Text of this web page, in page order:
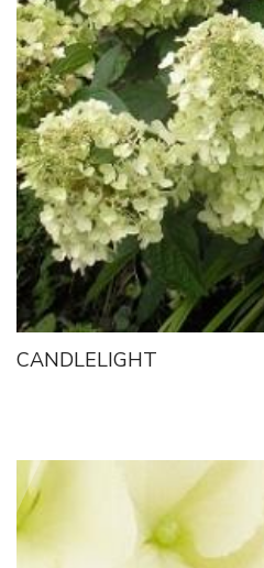
CANDLELIGHT